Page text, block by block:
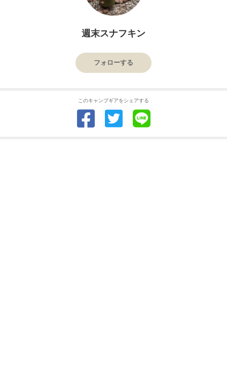
週末スナフキン
フォローする
このキャンプギアをシェアする